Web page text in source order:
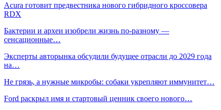
Acura готовит предвестника нового гибридного кроссовера
RDX
Бактерии и археи изобрели жизнь по-разному —
сенсационные…
Эксперты авторынка обсудили будущее отрасли до 2029 года
на…
Не грязь, а нужные микробы: собаки укрепляют иммунитет…
Ford раскрыл имя и стартовый ценник своего нового…